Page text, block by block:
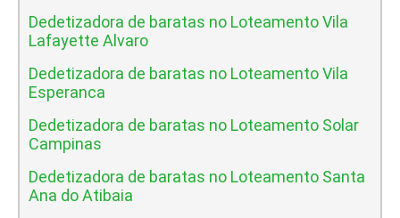
Dedetizadora de baratas no Loteamento Vila
Lafayette Alvaro
Dedetizadora de baratas no Loteamento Vila
Esperanca
Dedetizadora de baratas no Loteamento Solar
Campinas
Dedetizadora de baratas no Loteamento Santa
Ana do Atibaia